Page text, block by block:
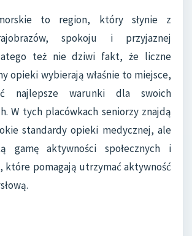
to region, który słynie z
spokoju i przyjaznej
też nie dziwi fakt, że liczne
opieki wybierają właśnie to miejsce,
najlepsze warunki dla swoich
W tych placówkach seniorzy znajdą
standardy opieki medycznej, ale
gamę aktywności społecznych i
które pomagają utrzymać aktywność